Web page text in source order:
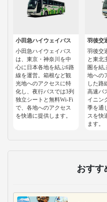
小田急ハイウェイバス
小田急ハイウェイバス
は、東京・神奈川を中
心に日本各地を結ぶ6路
線を運営。箱根など観
光地へのアクセスに特
化し、夜行バスでは3列
独立シートと無料Wi-Fi
で、各地へのアクセス
を快適に提供します。
羽後交
羽後交
と東北
圏を結
地への
した路
高速バ
イニン
季を通
スを快
ます。
おすす